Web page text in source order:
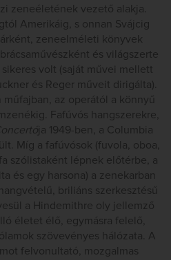
zeneéletének vezető alakja.
Amerikáig, s onnan Svájcig
zeneelméleti könyvek
és világszerte
volt (saját művei mellett
és Reger műveit dirigálta).
az operától a könnyű
Fafúvós hangszerekre,
ja 1949-ben, a Columbia
Míg a fafúvósok (fuvola, oboa,
szólistaként lépnek előtérbe, a
és egy harsona) a zenekarban
briliáns szerkesztésű
a Hindemithre oly jellemző
életet élő, egymásra felelő,
szövevényes hálózata. A
felvonultató, mozgalmas